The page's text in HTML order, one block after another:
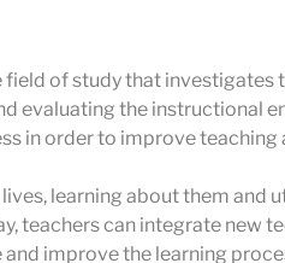
field of study that investigates
evaluating the instructional
in order to improve teaching
learning about them and
teachers can integrate new
improve the learning